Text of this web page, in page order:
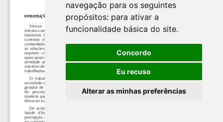
navegação para os seguintes
propósitos: para ativar a
funcionalidade básica do site.
Concordo
Eu recuso
Alterar as minhas preferências